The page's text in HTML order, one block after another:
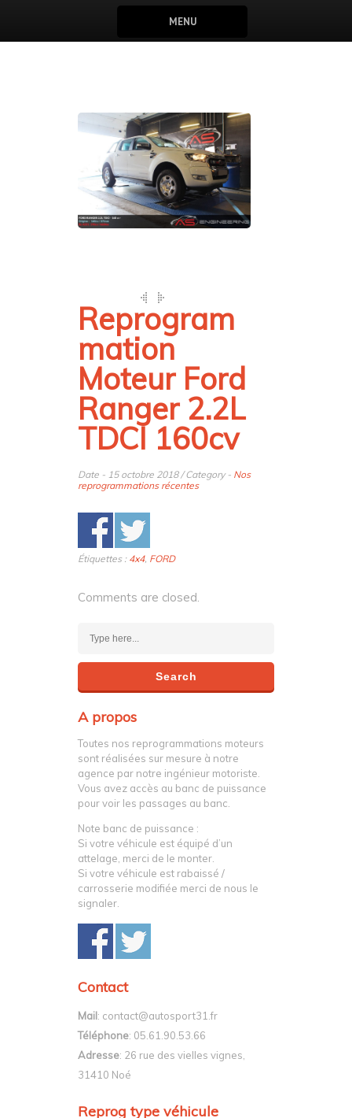
MENU
Reprogram
mation
Moteur Ford
Ranger 2.2L
TDCI 160cv
Date - 15 octobre 2018 / Category - Nos
reprogrammations récentes
Étiquettes : 4x4, FORD
Comments are closed.
A propos
Toutes nos reprogrammations moteurs
sont réalisées sur mesure à notre
agence par notre ingénieur motoriste.
Vous avez accès au banc de puissance
pour voir les passages au banc.
Note banc de puissance :
Si votre véhicule est équipé d’un
attelage, merci de le monter.
Si votre véhicule est rabaissé /
carrosserie modifiée merci de nous le
signaler.
Contact
Mail: contact@autosport31.fr
Téléphone: 05.61.90.53.66
Adresse: 26 rue des vielles vignes,
31410 Noé
Reprog type véhicule